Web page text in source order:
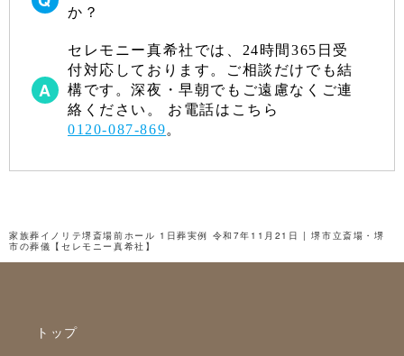
か？
セレモニー真希社では、24時間365日受
付対応しております。ご相談だけでも結
構です。深夜・早朝でもご遠慮なくご連
絡ください。 お電話はこちら
0120-087-869。
家族葬イノリテ堺斎場前ホール 1日葬実例 令和7年11月21日 | 堺市立斎場・堺
市の葬儀【セレモニー真希社】
トップ